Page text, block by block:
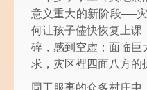
意义重大的新阶段──
何让孩子儘快恢复上
碎，感到空虚；面临
求，灾区裡四面八方